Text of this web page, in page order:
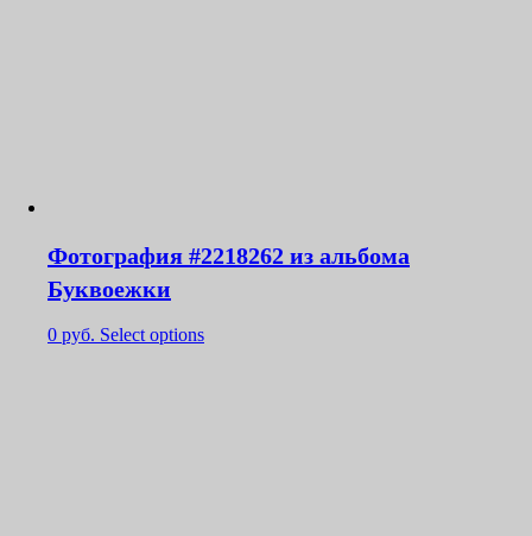
Фотография #2218262 из альбома
Буквоежки
0 руб. Select options